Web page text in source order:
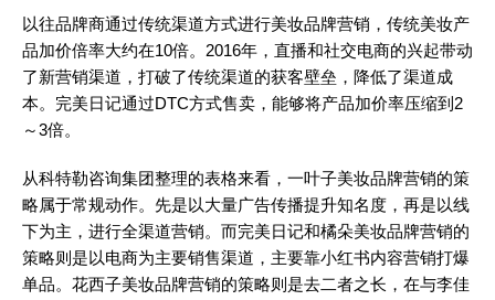
以往品牌商通过传统渠道方式进行美妆品牌营销，传统美妆产
品加价倍率大约在10倍。2016年，直播和社交电商的兴起带动
了新营销渠道，打破了传统渠道的获客壁垒，降低了渠道成
本。完美日记通过DTC方式售卖，能够将产品加价率压缩到2
～3倍。
从科特勒咨询集团整理的表格来看，一叶子美妆品牌营销的策
略属于常规动作。先是以大量广告传播提升知名度，再是以线
下为主，进行全渠道营销。而完美日记和橘朵美妆品牌营销的
策略则是以电商为主要销售渠道，主要靠小红书内容营销打爆
单品。花西子美妆品牌营销的策略则是去二者之长，在与李佳